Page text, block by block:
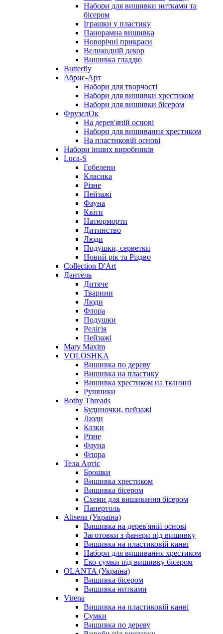
Набори для вишивки нитками та
бісером
Іграшки у пластику
Панорамна вишивка
Новорічні прикраси
Великодній декор
Вишивка гладдю
Butterfly
Абрис-Арт
Набори для творчості
Набори для вишивки хрестиком
Набори для вишивки бісером
ФрузелОк
На дерев'яній основі
Набори для вишивання хрестиком
На пластиковій основі
Набори інших виробників
Luca-S
Гобелени
Класика
Різне
Пейзажі
Фауна
Квіти
Натюрморти
Дитинство
Люди
Подушки, серветки
Новий рік та Різдво
Collection D'Art
Дантель
Дитяче
Тварини
Люди
Флора
Подушки
Релігія
Пейзажі
Mary Maxim
VOLOSHKA
Вишивка по дереву
Вишивка на пластику
Вишивка хрестиком на тканині
Рушники
Bothy Threads
Будиночки, пейзажі
Люди
Казки
Різне
Фауна
Флора
Тела Артіс
Брошки
Вишивка хрестиком
Вишивка бісером
Схеми для вишивання бісером
Папертоль
Alisena (Україна)
Вишивка на дерев'яній основі
Заготовки з фанери під вишивку
Вишивка на пластиковій канві
Набори для вишивання хрестиком
Еко-сумки під вишивку бісером
OLANTA (Україна)
Вишивка бісером
Вишивка нитками
Virena
Вишивка на пластиковій канві
Сумки
Вишивка по дереву